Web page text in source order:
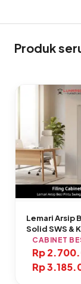
Produk
Lemari Arsip
Solid SWS &
CABINET
Rp
Rp